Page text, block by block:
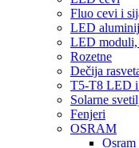
Fluo cevi i
LED
LED moduli,
Rozetne
Dečija
T5-T8 LED i
Solarne
Fenjeri
OSRAM